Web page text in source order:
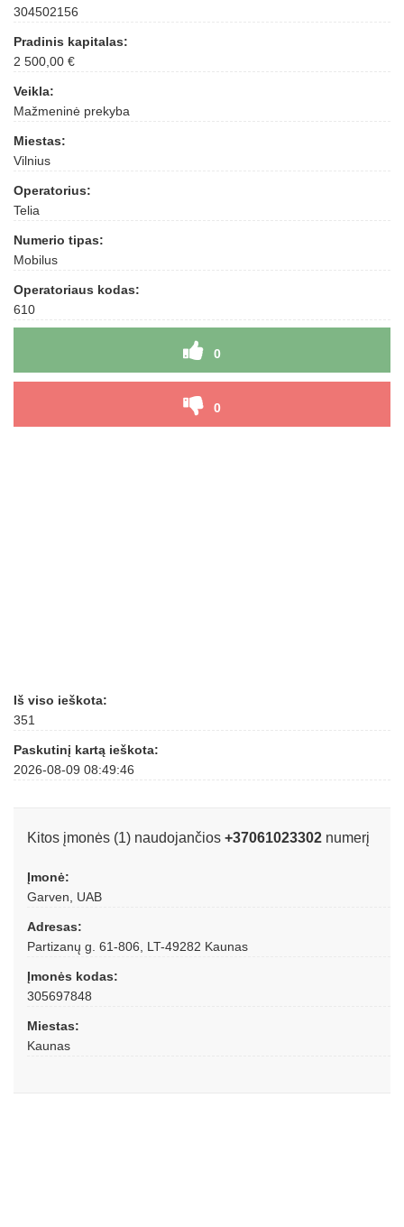
304502156
Pradinis kapitalas:
2 500,00 €
Veikla:
Mažmeninė prekyba
Miestas:
Vilnius
Operatorius:
Telia
Numerio tipas:
Mobilus
Operatoriaus kodas:
610
0
0
Iš viso ieškota:
351
Paskutinį kartą ieškota:
2026-08-09 08:49:46
Kitos įmonės (1) naudojančios +37061023302 numerį
Įmonė:
Garven, UAB
Adresas:
Partizanų g. 61-806, LT-49282 Kaunas
Įmonės kodas:
305697848
Miestas:
Kaunas